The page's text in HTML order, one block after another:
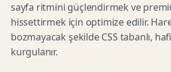
sayfa ritmini güçlendirmek ve
hissettirmek için optimize edilir.
bozmayacak şekilde CSS tabanlı,
kurgulanır.